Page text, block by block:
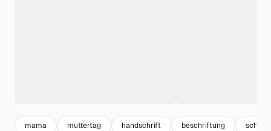
mama muttertag handschrift beschriftung